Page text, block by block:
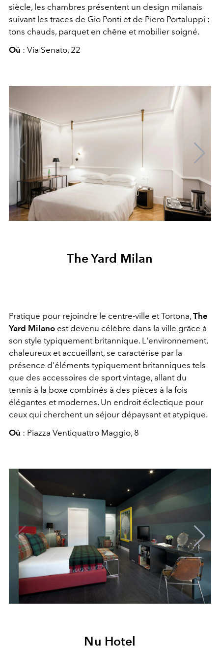
siècle, les chambres présentent un design milanais
suivant les traces de Gio Ponti et de Piero Portaluppi :
tons chauds, parquet en chêne et mobilier soigné.
Où : Via Senato, 22
The Yard Milan
Pratique pour rejoindre le centre-ville et Tortona, The
Yard Milano est devenu célèbre dans la ville grâce à
son style typiquement britannique. L'environnement,
chaleureux et accueillant, se caractérise par la
présence d'éléments typiquement britanniques tels
que des accessoires de sport vintage, allant du
tennis à la boxe combinés à des pièces à la fois
élégantes et modernes. Un endroit éclectique pour
ceux qui cherchent un séjour dépaysant et atypique.
Où : Piazza Ventiquattro Maggio, 8
Nu Hotel